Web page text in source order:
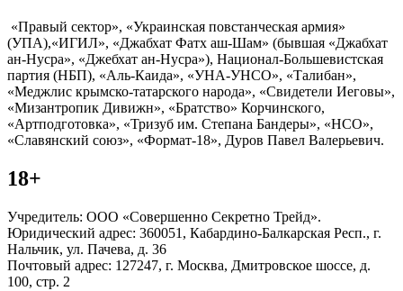
«Правый сектор», «Украинская повстанческая армия»
(УПА),«ИГИЛ», «Джабхат Фатх аш-Шам» (бывшая «Джабхат
ан-Нусра», «Джебхат ан-Нусра»), Национал-Большевистская
партия (НБП), «Аль-Каида», «УНА-УНСО», «Талибан»,
«Меджлис крымско-татарского народа», «Свидетели Иеговы»,
«Мизантропик Дивижн», «Братство» Корчинского,
«Артподготовка», «Тризуб им. Степана Бандеры», «НСО»,
«Славянский союз», «Формат-18», Дуров Павел Валерьевич.
18+
Учредитель: ООО «Совершенно Секретно Трейд».
Юридический адрес: 360051, Кабардино-Балкарская Респ., г.
Нальчик, ул. Пачева, д. 36
Почтовый адрес: 127247, г. Москва, Дмитровское шоссе, д.
100, стр. 2